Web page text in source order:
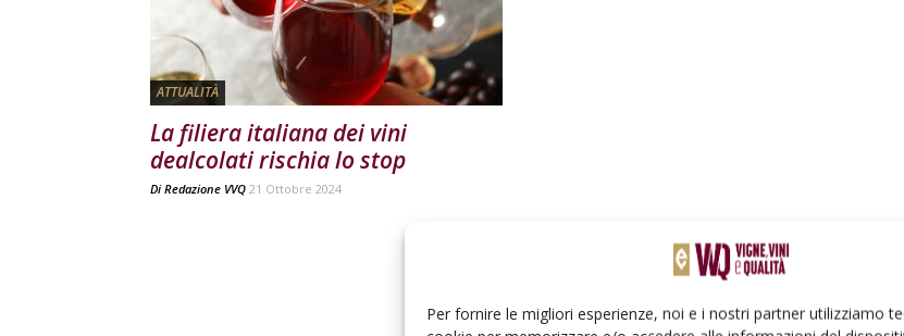
Per fornire le migliori esperienze, noi e i nostri partner utilizziamo
ATTUALITÀ
La filiera italiana dei vini
dealcolati rischia lo stop
Di Redazione VVQ 21 Ottobre 2024